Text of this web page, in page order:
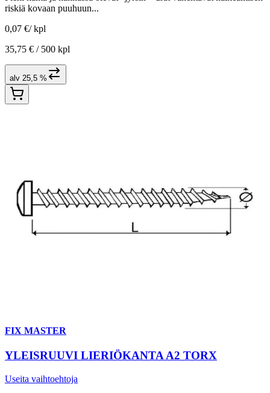
riskiä kovaan puuhuun...
0,07 €/ kpl
35,75 € / 500 kpl
alv 25,5 %
FIX MASTER
YLEISRUUVI LIERIÖKANTA A2 TORX
Useita vaihtoehtoja